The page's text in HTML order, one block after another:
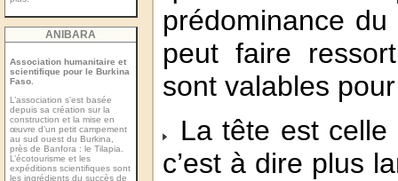
ANIBARA
Association humanitaire et
scientifique pour le Burkina
Faso.
L’association s’est basée
depuis sa création sur la
construction et la mise en
œuvre d’un petit campement
au sud ouest du Burkina,
près de Banfora : le Tilapia.
L’écotourisme et les
expéditions scientiﬁques sont
les ingrédients du succès de
prédominance
peut faire
sont valables
La tête est celle
c’est à dire plus